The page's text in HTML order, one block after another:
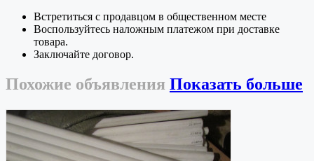
Встретиться с продавцом в общественном месте
Воспользуйтесь наложным платежом при доставке
товара.
Заключайте договор.
Похожие объявления Показать больше